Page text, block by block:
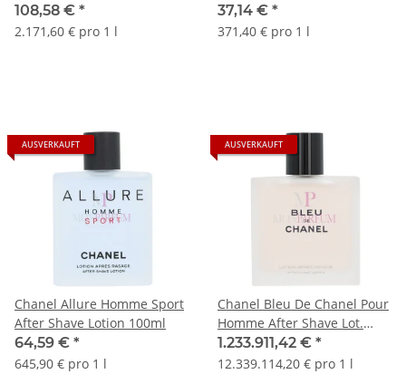
108,58 € *
2.171,60 € pro 1 l
37,14 € *
371,40 € pro 1 l
AUSVERKAUFT
Chanel Allure Homme Sport
After Shave Lotion 100ml
64,59 € *
645,90 € pro 1 l
AUSVERKAUFT
Chanel Bleu De Chanel Pour
Homme After Shave Lot.
100ml
1.233.911,42 € *
12.339.114,20 € pro 1 l